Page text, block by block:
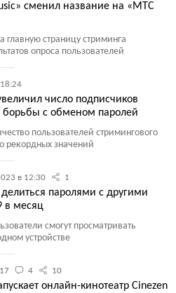
сменил название на «МТС
главную страницу стриминга
опроса пользователей
число подписчиков
борьбы с обменом паролей
пользователей стримингового
рекордных значений
в 12:30 1
паролями с другими
в месяц
смогут просматривать
устройстве
4 10
онлайн-кинотеатр Cinezen